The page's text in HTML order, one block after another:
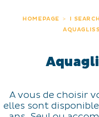
HOMEPAGE I SEARCH
A vous de choisir
elles sont